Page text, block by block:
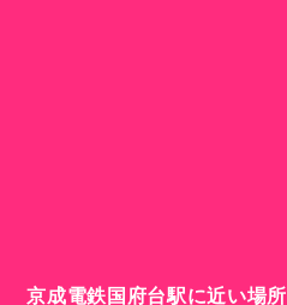
京成電鉄国府台駅に近い場所